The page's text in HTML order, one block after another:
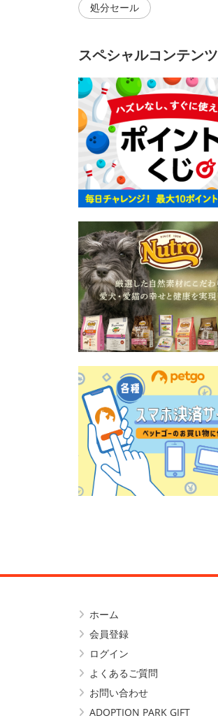
処分セール
スペシャルコンテンツ
ホーム
会員登録
ログイン
よくあるご質問
お問い合わせ
ADOPTION PARK GIFT